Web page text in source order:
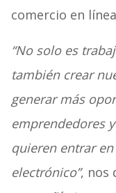
comercio en
“No solo es
también crear
generar más
emprendedores
quieren entrar
electrónico”, nos